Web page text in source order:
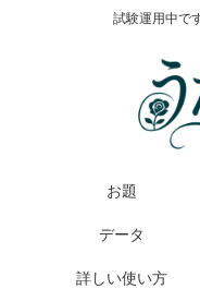
試験運用中で
お題
データ
詳しい使い方